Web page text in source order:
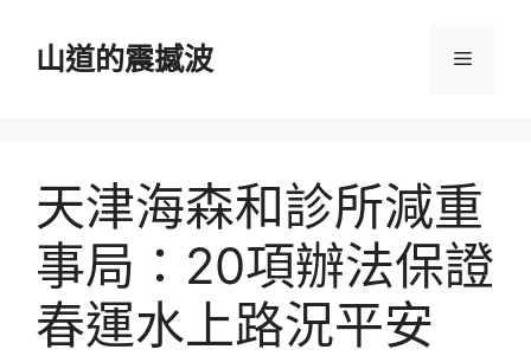
山道的震撼波 選
天津海森和診所減重
事局：20項辦法保證
春運水上路況平安